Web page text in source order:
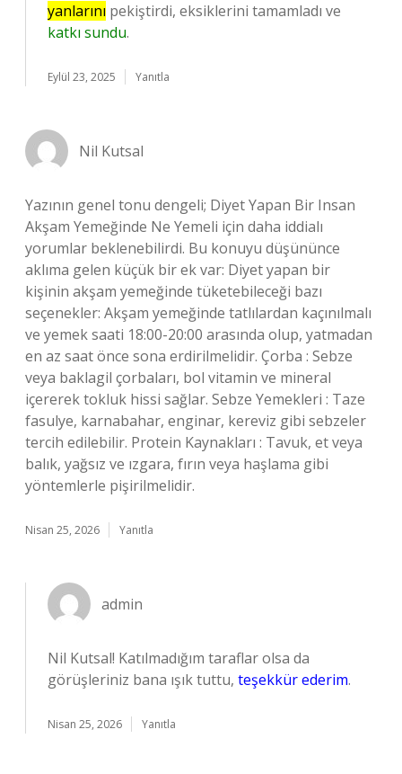
yanlarını pekiştirdi, eksiklerini tamamladı ve
katkı sundu.
Eylül 23, 2025 Yanıtla
Nil Kutsal
Yazının genel tonu dengeli; Diyet Yapan Bir Insan
Akşam Yemeğinde Ne Yemeli için daha iddialı
yorumlar beklenebilirdi. Bu konuyu düşününce
aklıma gelen küçük bir ek var: Diyet yapan bir
kişinin akşam yemeğinde tüketebileceği bazı
seçenekler: Akşam yemeğinde tatlılardan kaçınılmalı
ve yemek saati 18:00-20:00 arasında olup, yatmadan
en az saat önce sona erdirilmelidir. Çorba : Sebze
veya baklagil çorbaları, bol vitamin ve mineral
içererek tokluk hissi sağlar. Sebze Yemekleri : Taze
fasulye, karnabahar, enginar, kereviz gibi sebzeler
tercih edilebilir. Protein Kaynakları : Tavuk, et veya
balık, yağsız ve ızgara, fırın veya haşlama gibi
yöntemlerle pişirilmelidir.
Nisan 25, 2026 Yanıtla
admin
Nil Kutsal! Katılmadığım taraflar olsa da
görüşleriniz bana ışık tuttu, teşekkür ederim.
Nisan 25, 2026 Yanıtla